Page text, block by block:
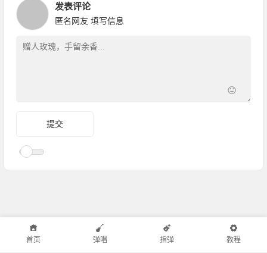
发表评论
匿名网友 填写信息
首页 弹唱 指弹 教程